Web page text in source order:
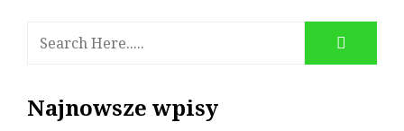
Najnowsze wpisy